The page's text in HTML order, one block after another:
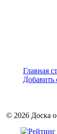
Главная
Добавить
© 2026 Доска